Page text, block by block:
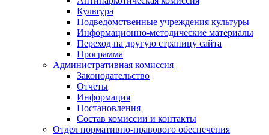
Культура
Подведомственные учреждения культуры
Информационно-методические материалы
Переход на другую страницу сайта
Программа
Административная комиссия
Законодательство
Отчеты
Информация
Постановления
Состав комиссии и контакты
Отдел нормативно-правового обеспечения